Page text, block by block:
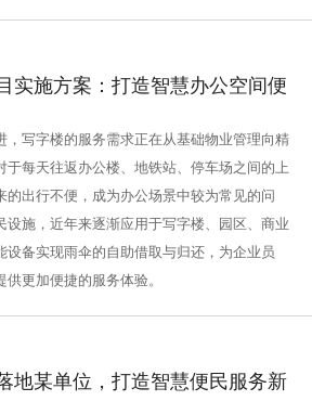
实施方案：打造智慧办公空间便
，写字楼的服务需求正在从基础物业管理向精
于每天往返办公楼、地铁站、停车场之间的上
的出行不便，成为办公场景中较为常见的问
设施，近年来逐渐应用于写字楼、园区、商业
设备实现雨伞的自助借取与归还，为企业员
更加便捷的服务体验。
地某单位，打造智慧便民服务新